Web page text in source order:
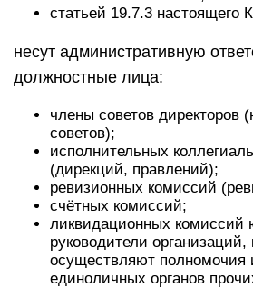
статьей 19.7.3 настоящего
несут административную
должностные лица:
члены советов директоров
советов);
исполнительных
(дирекций, правлений);
ревизионных комиссий
счётных комиссий;
ликвидационных комиссий
руководители организаций,
осуществляют полномочия
единоличных органов